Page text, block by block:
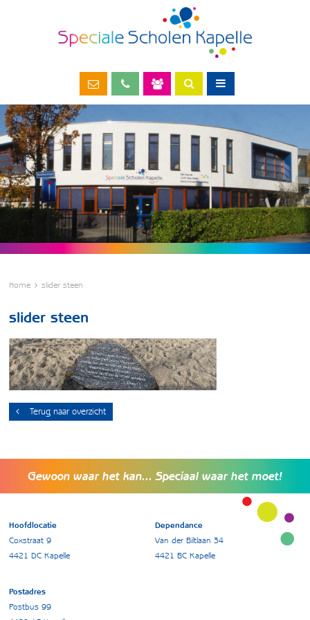
Home slider steen
slider steen
Terug naar overzicht
Gewoon waar het kan... Speciaal waar het moet!
Hoofdlocatie
Coxstraat 9
4421 DC Kapelle
Dependance
Van der Biltlaan 34
4421 BC Kapelle
Postadres
Postbus 99